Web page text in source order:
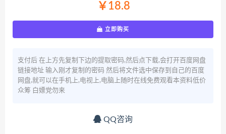
￥18.8
立即购买
支付后 在上方先复制下边的提取密码,然后点下载,会打开百度网盘
链接地址 输入刚才复制的密码 然后将文件选中保存到自己的百度
网盘,就可以在手机上,电视上,电脑上随时在线免费观看本资料低价
众筹 白嫖党勿来
QQ咨询